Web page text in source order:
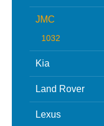
JMC
1032
Kia
Land Rover
Lexus